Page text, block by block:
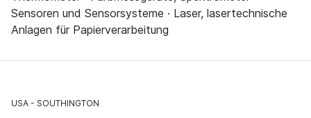
Sensoren und Sensorsysteme · Laser, lasertechnische
Anlagen für Papierverarbeitung
USA SOUTHINGTON